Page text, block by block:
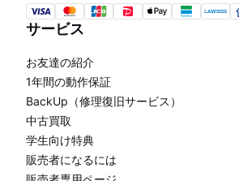
サービス
お友達の紹介
1年間の動作保証
BackUp（修理復旧サービス）
中古買取
学生向け特典
販売者になるには